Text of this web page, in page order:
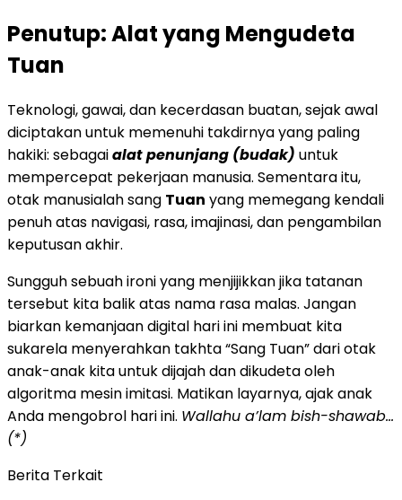
Penutup: Alat yang Mengudeta
Tuan
Teknologi, gawai, dan kecerdasan buatan, sejak awal
diciptakan untuk memenuhi takdirnya yang paling
hakiki: sebagaialat penunjang (budak) untuk
mempercepat pekerjaan manusia. Sementara itu,
otak manusialah sang Tuan yang memegang kendali
penuh atas navigasi, rasa, imajinasi, dan pengambilan
keputusan akhir.
Sungguh sebuah ironi yang menjijikkan jika tatanan
tersebut kita balik atas nama rasa malas. Jangan
biarkan kemanjaan digital hari ini membuat kita
sukarela menyerahkan takhta “Sang Tuan” dari otak
anak-anak kita untuk dijajah dan dikudeta oleh
algoritma mesin imitasi. Matikan layarnya, ajak anak
Anda mengobrol hari ini. Wallahu a’lam bish-shawab…
(*)
Berita Terkait